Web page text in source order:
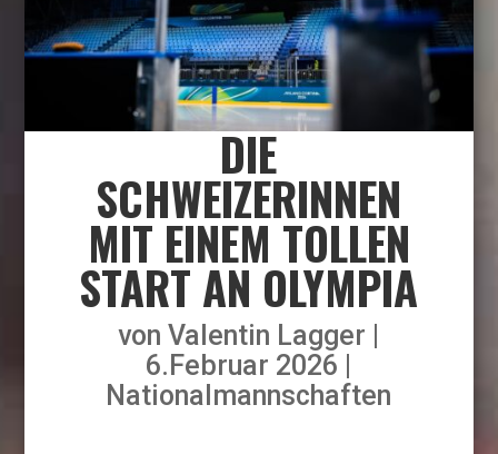
DIE
SCHWEIZERINNEN
MIT EINEM TOLLEN
START AN OLYMPIA
vonValentin Lagger
6.Februar 2026
Nationalmannschaften